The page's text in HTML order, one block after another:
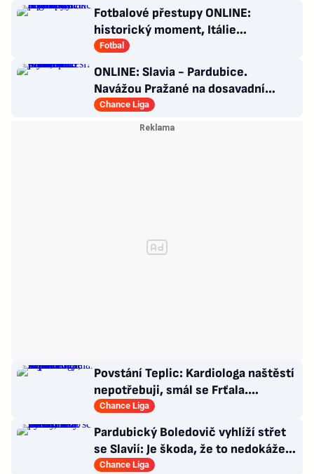
Fotbalové přestupy ONLINE:
historický moment, Itálie
angažovala k reprezentaci šermířku
Fotbal
ONLINE: Slavia - Pardubice.
Navážou Pražané na dosavadní
jízdu, nebo překvapí Východočeši?
Chance Liga
Povstání Teplic: Kardiologa naštěstí
nepotřebuji, smál se Frťala.
Promluvil o zájmu Plzně
Chance Liga
Pardubický Boledovič vyhlíží střet
se Slavií: Je škoda, že to nedokáže
postavit na mladých
Chance Liga